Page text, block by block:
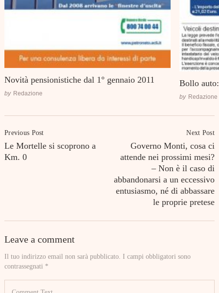
Novità pensionistiche dal 1° gennaio 2011
by Redazione
Bollo
by Redazione
Navigation
Previous Post
Le Mortelle si scoprono a
Km. 0
Next Post
Governo Monti, cosa ci
attende nei prossimi mesi?
– Non è il caso di
abbandonarsi a un eccessivo
entusiasmo, né di abbassare
le proprie pretese
Leave a comment
Il tuo indirizzo email non sarà pubblicato. I campi obbligatori sono
contrassegnati *